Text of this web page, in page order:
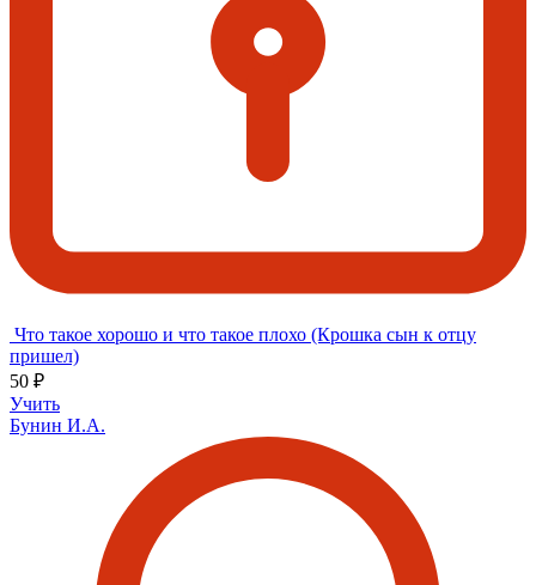
Что такое хорошо и что такое плохо (Крошка сын к отцу
пришел)
50 ₽
Учить
Бунин И.А.